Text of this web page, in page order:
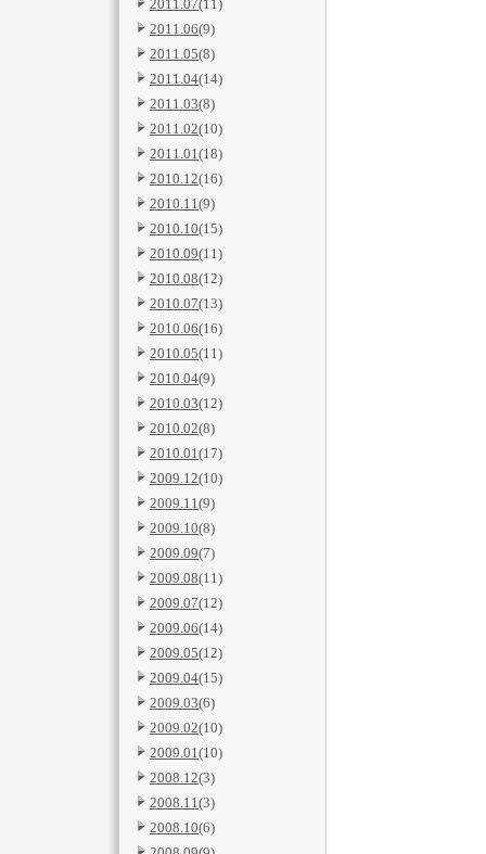
2011.07(11)
2011.06(9)
2011.05(8)
2011.04(14)
2011.03(8)
2011.02(10)
2011.01(18)
2010.12(16)
2010.11(9)
2010.10(15)
2010.09(11)
2010.08(12)
2010.07(13)
2010.06(16)
2010.05(11)
2010.04(9)
2010.03(12)
2010.02(8)
2010.01(17)
2009.12(10)
2009.11(9)
2009.10(8)
2009.09(7)
2009.08(11)
2009.07(12)
2009.06(14)
2009.05(12)
2009.04(15)
2009.03(6)
2009.02(10)
2009.01(10)
2008.12(3)
2008.11(3)
2008.10(6)